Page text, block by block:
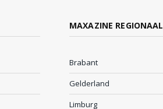
MAXAZINE REGIONAAL
Brabant
Gelderland
Limburg